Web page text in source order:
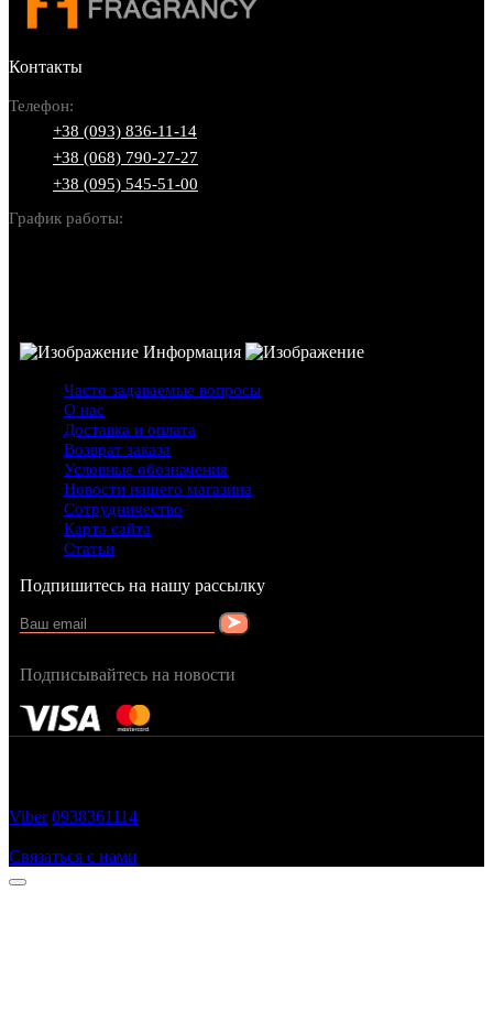
Контакты
Телефон:
+38 (093) 836-11-14
+38 (068) 790-27-27
+38 (095) 545-51-00
График работы:
Информация
Часто задаваемые вопросы
О нас
Доставка и оплата
Возврат заказа
Условные обозначения
Новости нашего магазина
Сотрудничество
Карта сайта
Статьи
Подпишитесь на нашу рассылку
Подписывайтесь на новости
Viber 0938361114
Связаться с нами